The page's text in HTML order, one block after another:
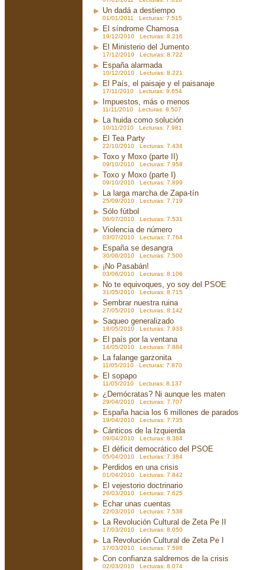
Un dadá a destiempo
01/01/2011 Lecturas: 7.515
El síndrome Chamosa
19/12/2010 Lecturas: 8.216
El Ministerio del Jumento
17/12/2010 Lecturas: 8.722
España alarmada
10/12/2010 Lecturas: 8.221
El País, el paisaje y el paisanaje
17/11/2010 Lecturas: 9.654
Impuestos, más o menos
11/11/2010 Lecturas: 8.507
La huida como solución
10/11/2010 Lecturas: 7.981
El Tea Party
22/10/2010 Lecturas: 7.434
Toxo y Moxo (parte II)
09/10/2010 Lecturas: 7.958
Toxo y Moxo (parte I)
09/10/2010 Lecturas: 7.899
La larga marcha de Zapa-tín
25/09/2010 Lecturas: 7.719
Sólo fútbol
06/07/2010 Lecturas: 7.531
Violencia de número
03/07/2010 Lecturas: 7.764
España se desangra
30/06/2010 Lecturas: 7.500
¡No Pasabán!
03/06/2010 Lecturas: 8.106
No te equivoques, yo soy del PSOE
31/05/2010 Lecturas: 8.715
Sembrar nuestra ruina
27/05/2010 Lecturas: 8.142
Saqueo generalizado
18/05/2010 Lecturas: 7.933
El país por la ventana
14/05/2010 Lecturas: 7.884
La falange garzonita
11/05/2010 Lecturas: 7.870
El sopapo
11/05/2010 Lecturas: 8.137
¿Demócratas? Ni aunque les maten
29/04/2010 Lecturas: 7.707
España hacia los 6 millones de parados
19/04/2010 Lecturas: 7.735
Cánticos de la Izquierda
09/04/2010 Lecturas: 8.384
El déficit democrático del PSOE
05/04/2010 Lecturas: 7.384
Perdidos en una crisis
01/04/2010 Lecturas: 7.842
El vejestorio doctrinario
26/03/2010 Lecturas: 7.625
Echar unas cuentas
22/03/2010 Lecturas: 7.538
La Revolución Cultural de Zeta Pe II
17/03/2010 Lecturas: 8.050
La Revolución Cultural de Zeta Pe I
17/03/2010 Lecturas: 7.598
Con confianza saldremos de la crisis
02/03/2010 Lecturas: 8.074